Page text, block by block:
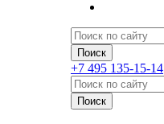
+7 495 135-15-14